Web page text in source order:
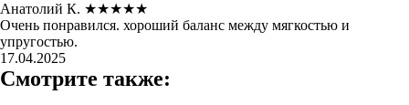
Анатолий К. ★★★★★
Очень понравился. хороший баланс между мягкостью и
упругостью.
17.04.2025
Смотрите также: